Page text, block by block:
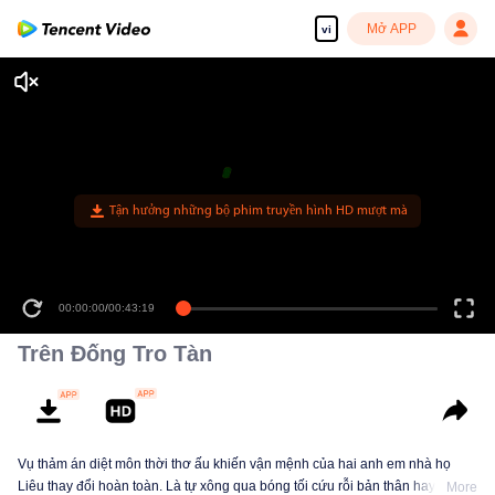
vi Mở APP
00:00:00/00:43:19
Trên Đống Tro Tàn
Vụ thảm án diệt môn thời thơ ấu khiến vận mệnh của hai anh em nhà họ
Liêu thay đổi hoàn toàn. Là tự xông qua bóng tối cứu rỗi bản thân hay là rơi
More